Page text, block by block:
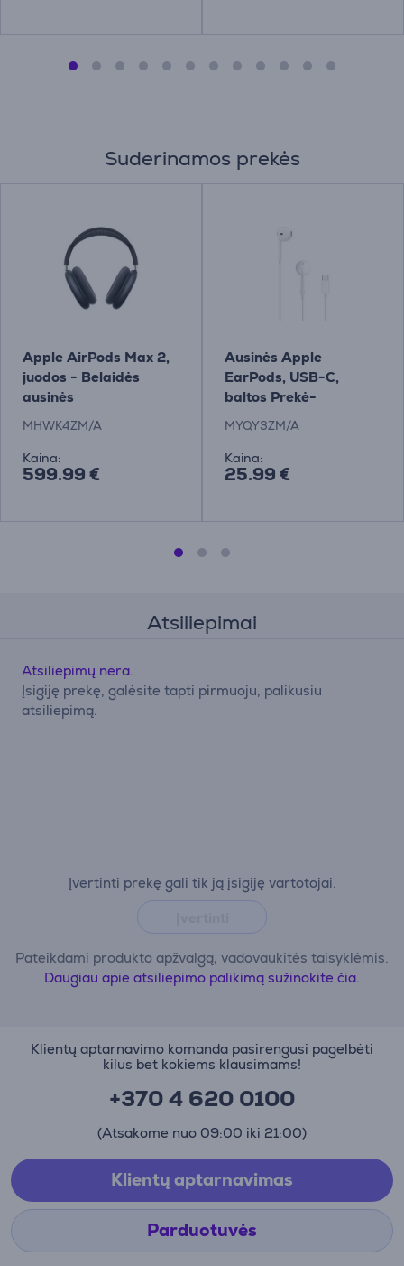
Suderinamos prekės
Apple AirPods Max 2,
juodos - Belaidės
ausinės
MHWK4ZM/A
Kaina:
599.99 €
Ausinės Apple
EarPods, USB-C,
baltos Prekė-
MYQY3ZM/A
MYQY3ZM/A
Kaina:
25.99 €
Atsiliepimai
Įvertinti prekę gali tik ją įsigiję vartotojai.
Pateikdami produkto apžvalgą, vadovaukitės taisyklėmis.
Daugiau apie atsiliepimo palikimą sužinokite čia.
Atsiliepimų nėra.
Įsigiję prekę, galėsite tapti pirmuoju, palikusiu
atsiliepimą.
Klientų aptarnavimo komanda pasirengusi pagelbėti
kilus bet kokiems klausimams!
+370 4 620 0100
(Atsakome nuo 09:00 iki 21:00)
Klientų aptarnavimas
Parduotuvės